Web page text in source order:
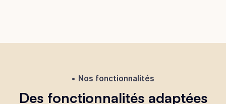
Nos fonctionnalités
Des fonctionnalités adaptées